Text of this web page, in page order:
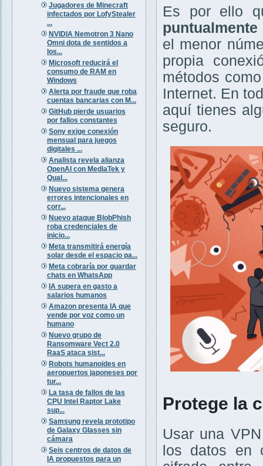
Jugadores de Minecraft
infectados por LofyStealer
...
NVIDIA Nemotron 3 Nano
Omni dota de sentidos a
los...
Microsoft reducirá el
consumo de RAM en
Windows
Alerta por fraude que roba
cuentas bancarias con M...
GitHub pierde usuarios
por fallos constantes
Sony exige conexión
mensual para juegos
digitales ...
Analista revela alianza
OpenAI con MediaTek y
Qual...
Nuevo sistema genera
errores intencionales en
corr...
Nuevo ataque BlobPhish
roba credenciales de
inicio...
Meta transmitirá energía
solar desde el espacio pa...
Meta cobraría por guardar
chats en WhatsApp
IA supera en gasto a
salarios humanos
Amazon presenta IA que
vende por voz como un
humano
Nuevo grupo de
Ransomware Vect 2.0
RaaS ataca sist...
Robots humanoides en
aeropuertos japoneses por
tur...
La tasa de fallos de las
CPU Intel Raptor Lake
sup...
Samsung revela prototipo
de Galaxy Glasses sin
cámara
Seis centros de datos de
IA propuestos para un
Es por ello
el menor
propia
métodos
Internet. En
aquí tienes
seguro.
Protege la
Usar una
los datos en